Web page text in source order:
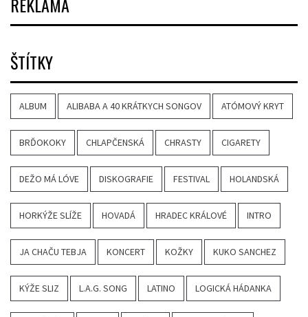
ŠTÍTKY
ALBUM ALIBABA A 40 KRÁTKYCH SONGOV ATÓMOVÝ KRYT
BRĎOKOKY CHLAPČENSKÁ CHRASTY CIGARETY
DEŽO MÁ LÓVE DISKOGRAFIE FESTIVAL HOLANDSKÁ
HORKÝŽE SLÍŽE HOVADÁ HRADEC KRÁLOVÉ INTRO
JA CHAČU TEBJA KONCERT KOŽKY KUKO SANCHEZ
KÝŽE SLIZ L.A.G. SONG LATINO LOGICKÁ HÁDANKA